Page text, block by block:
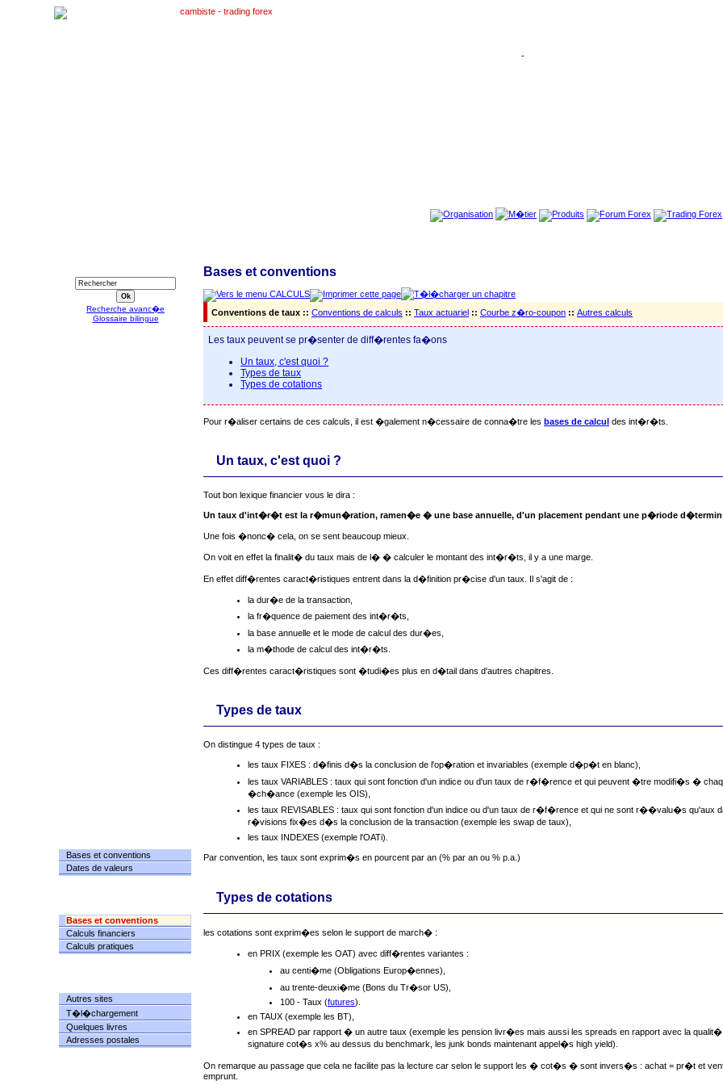
-
Bases et conventions
Conventions de taux :: Conventions de calculs :: Taux actuariel :: Courbe z�ro-coupon :: Autres calculs
Les taux peuvent se pr�senter de diff�rentes fa�ons
Un taux, c'est quoi ?
Types de taux
Types de cotations
Pour r�aliser certains de ces calculs, il est �galement n�cessaire de conna�tre les bases de calcul des int�r�ts.
Un taux, c'est quoi ?
Tout bon lexique financier vous le dira :
Un taux d'int�r�t est la r�mun�ration, ramen�e � une base annuelle, d'un placement pendant une p�riode
Une fois �nonc� cela, on se sent beaucoup mieux.
On voit en effet la finalit� du taux mais de l� � calculer le montant des int�r�ts, il y a une marge.
En effet diff�rentes caract�ristiques entrent dans la d�finition pr�cise d'un taux. Il s'agit de :
la dur�e de la transaction,
la fr�quence de paiement des int�r�ts,
la base annuelle et le mode de calcul des dur�es,
la m�thode de calcul des int�r�ts.
Ces diff�rentes caract�ristiques sont �tudi�es plus en d�tail dans d'autres chapitres.
Types de taux
On distingue 4 types de taux :
les taux FIXES : d�finis d�s la conclusion de l'op�ration et invariables (exemple d�p�t en blanc),
les taux VARIABLES : taux qui sont fonction d'un indice ou d'un taux de r�f�rence et qui peuvent �tre modifi�s �
�ch�ance (exemple les OIS),
les taux REVISABLES : taux qui sont fonction d'un indice ou d'un taux de r�f�rence et qui ne sont r��valu�s qu'aux
r�visions fix�es d�s la conclusion de la transaction (exemple les swap de taux),
les taux INDEXES (exemple l'OATi).
Par convention, les taux sont exprim�s en pourcent par an (% par an ou % p.a.)
Types de cotations
les cotations sont exprim�es selon le support de march� :
en PRIX (exemple les OAT) avec diff�rentes variantes :
au centi�me (Obligations Europ�ennes),
au trente-deuxi�me (Bons du Tr�sor US),
100 - Taux (futures).
en TAUX (exemple les BT),
en SPREAD par rapport � un autre taux (exemple les pension livr�es mais aussi les spreads en rapport avec la
signature cot�s x% au dessus du benchmark, les junk bonds maintenant appel�s high yield).
On remarque au passage que cela ne facilite pas la lecture car selon le support les � cot�s � sont invers�s : achat = pr�t et
emprunt.
Recherche avanc�e
Glossaire bilingue
Bases et conventions
Dates de valeurs
Bases et conventions
Calculs financiers
Calculs pratiques
Autres sites
T�l�chargement
Quelques livres
Adresses postales